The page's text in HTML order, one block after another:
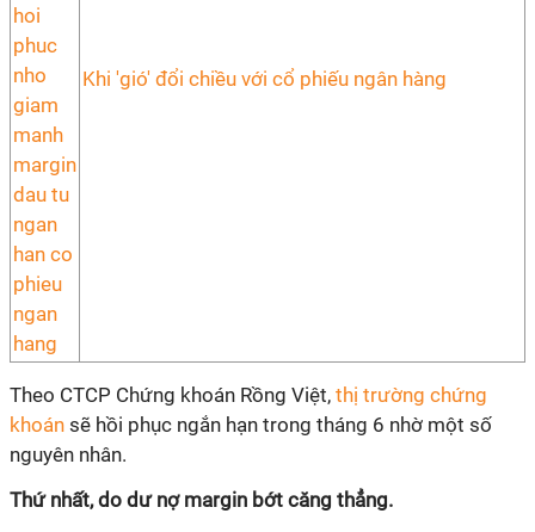
Khi 'gió' đổi chiều với cổ phiếu ngân hàng
Theo CTCP Chứng khoán Rồng Việt, thị trường chứng
khoán sẽ hồi phục ngắn hạn trong tháng 6 nhờ một số
nguyên nhân.
Thứ nhất, do dư nợ margin bớt căng thẳng.